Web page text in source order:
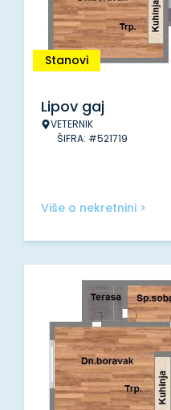
Stanovi
Lipov gaj
VETERNIK
ŠIFRA: #521719
Više o nekretnini >